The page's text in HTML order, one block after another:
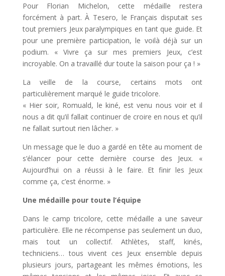
Pour Florian Michelon, cette médaille restera
forcément à part. À Tesero, le Français disputait ses
tout premiers Jeux paralympiques en tant que guide. Et
pour une première participation, le voilà déjà sur un
podium. « Vivre ça sur mes premiers Jeux, c’est
incroyable. On a travaillé dur toute la saison pour ça ! »
La veille de la course, certains mots ont
particulièrement marqué le guide tricolore.
« Hier soir, Romuald, le kiné, est venu nous voir et il
nous a dit qu’il fallait continuer de croire en nous et qu’il
ne fallait surtout rien lâcher. »
Un message que le duo a gardé en tête au moment de
s’élancer pour cette dernière course des Jeux. «
Aujourd’hui on a réussi à le faire. Et finir les Jeux
comme ça, c’est énorme. »
Une médaille pour toute l’équipe
Dans le camp tricolore, cette médaille a une saveur
particulière. Elle ne récompense pas seulement un duo,
mais tout un collectif. Athlètes, staff, kinés,
techniciens… tous vivent ces Jeux ensemble depuis
plusieurs jours, partageant les mêmes émotions, les